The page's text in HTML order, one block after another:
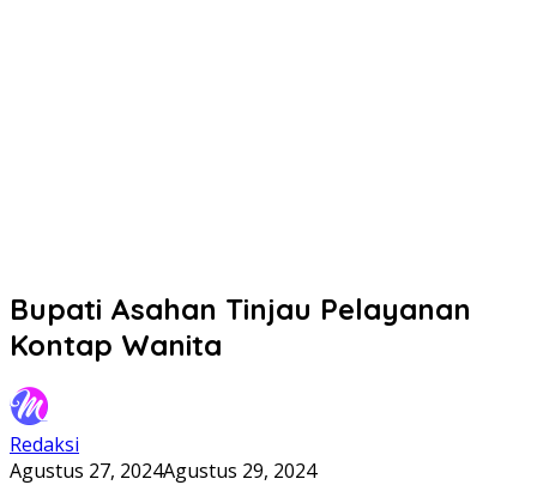
Bupati Asahan Tinjau Pelayanan
Kontap Wanita
Redaksi
Agustus 27, 2024Agustus 29, 2024